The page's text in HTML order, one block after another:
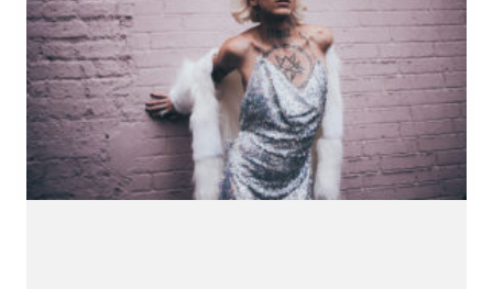
ENTRE PARA O NOSSOMEMBERS CLUB
E receba códigos promocionais para festas, free
downloads e mais.
É grátis.